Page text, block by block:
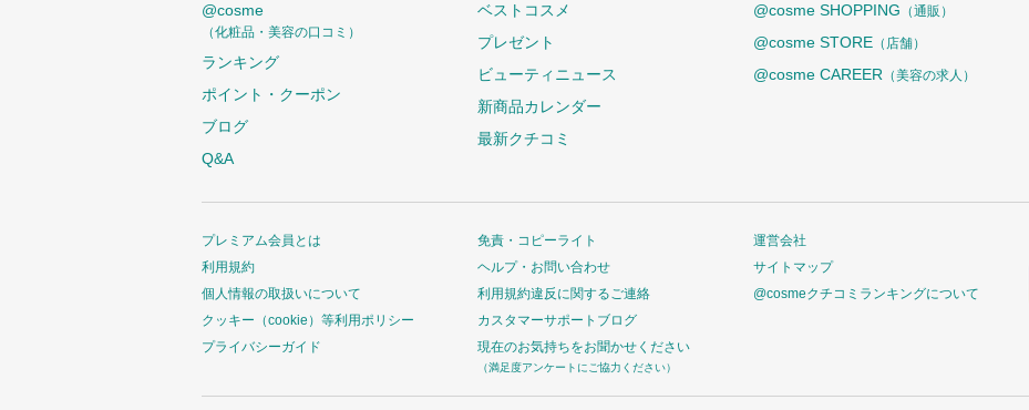
@cosme
（化粧品・美容の口コミ）
ランキング
ポイント・クーポン
ブログ
Q&A
ベストコスメ
プレゼント
ビューティニュース
新商品カレンダー
最新クチコミ
@cosme SHOPPING （通販）
@cosme STORE （店舗）
@cosme CAREER （美容の求人）
プレミアム会員とは
利用規約
個人情報の取扱いについて
クッキー（cookie）等利用ポリシー
プライバシーガイド
免責・コピーライト
ヘルプ・お問い合わせ
利用規約違反に関するご連絡
カスタマーサポートブログ
現在のお気持ちをお聞かせください
（満足度アンケートにご協力ください）
運営会社
サイトマップ
@cosmeクチコミランキングについて